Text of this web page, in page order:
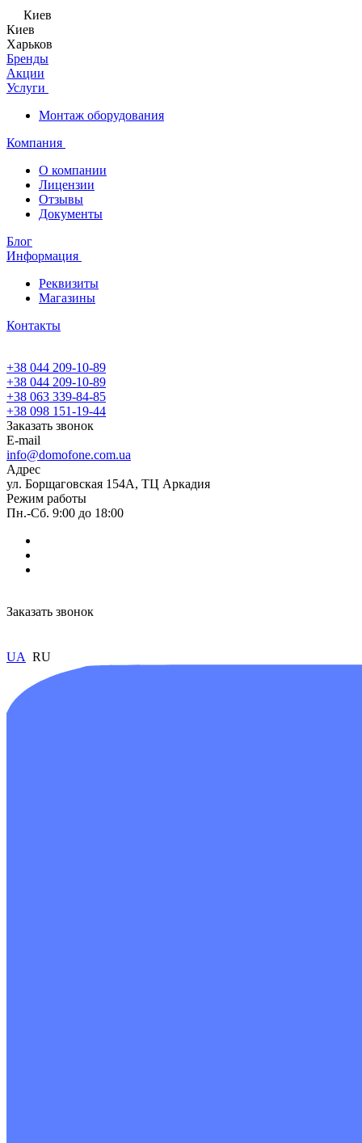
Киев
Киев
Харьков
Бренды
Акции
Услуги
Монтаж оборудования
Компания
О компании
Лицензии
Отзывы
Документы
Блог
Информация
Реквизиты
Магазины
Контакты
+38 044 209-10-89
+38 044 209-10-89
+38 063 339-84-85
+38 098 151-19-44
Заказать звонок
E-mail
info@domofone.com.ua
Адрес
ул. Борщаговская 154А, ТЦ Аркадия
Режим работы
Пн.-Сб. 9:00 до 18:00
Заказать звонок
UA RU